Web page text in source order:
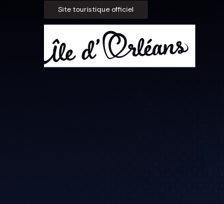
Site touristique officiel